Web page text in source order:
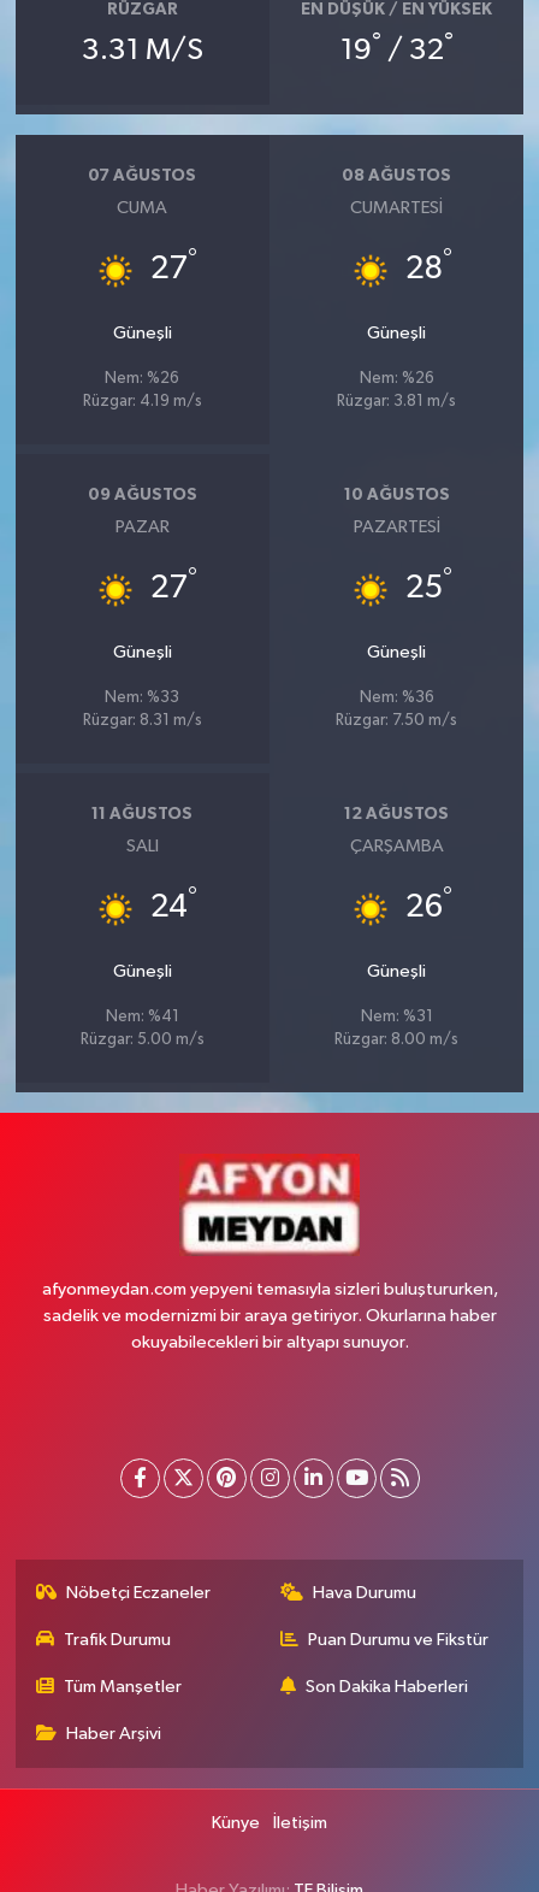
RÜZGAR
3.31 M/S
EN DÜŞÜK / EN YÜKSEK
19° / 32°
07 AĞUSTOS
CUMA
27°
Güneşli
Nem: %26
Rüzgar: 4.19 m/s
08 AĞUSTOS
CUMARTESI
28°
Güneşli
Nem: %26
Rüzgar: 3.81 m/s
09 AĞUSTOS
PAZAR
27°
Güneşli
Nem: %33
Rüzgar: 8.31 m/s
10 AĞUSTOS
PAZARTESI
25°
Güneşli
Nem: %36
Rüzgar: 7.50 m/s
11 AĞUSTOS
SALI
24°
Güneşli
Nem: %41
Rüzgar: 5.00 m/s
12 AĞUSTOS
ÇARŞAMBA
26°
Güneşli
Nem: %31
Rüzgar: 8.00 m/s
afyonmeydan.com yepyeni temasıyla sizleri buluştururken,
sadelik ve modernizmi bir araya getiriyor. Okurlarına haber
okuyabilecekleri bir altyapı sunuyor.
Nöbetçi Eczaneler Hava Durumu
Trafik Durumu Puan Durumu ve Fikstür
Tüm Manşetler Son Dakika Haberleri
Haber Arşivi
Künye İletişim